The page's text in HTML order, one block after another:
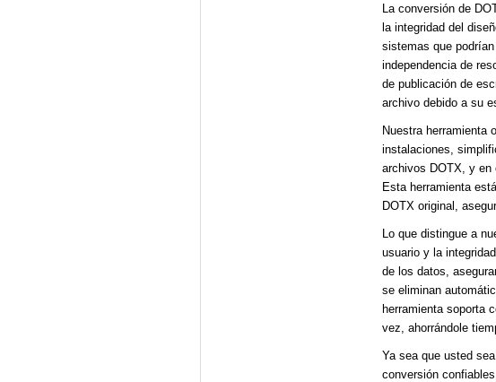
La conversión de
la integridad del
sistemas que
independencia de
de publicación de
archivo debido a su
Nuestra herramienta
instalaciones,
archivos DOTX, y en
Esta herramienta
DOTX original,
Lo que distingue a
usuario y la
de los datos,
se eliminan
herramienta soporta
vez, ahorrándole
Ya sea que usted
conversión